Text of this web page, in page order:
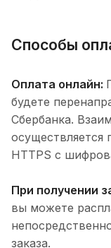
Способы
Оплата онлайн:
будете
Сбербанка.
осуществляется
HTTPS с
При получении
вы можете
заказа.